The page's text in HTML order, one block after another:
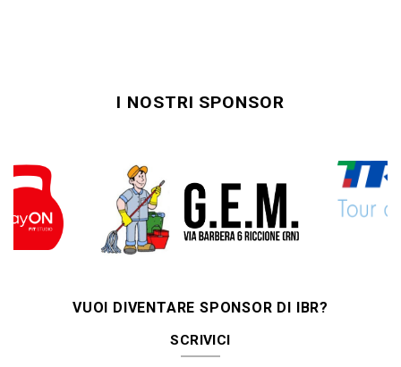
I NOSTRI SPONSOR
VUOI DIVENTARE SPONSOR DI IBR?
SCRIVICI